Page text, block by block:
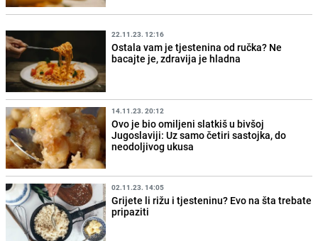
22.11.23. 12:16
Ostala vam je tjestenina od ručka? Ne
bacajte je, zdravija je hladna
14.11.23. 20:12
Ovo je bio omiljeni slatkiš u bivšoj
Jugoslaviji: Uz samo četiri sastojka, do
neodoljivog ukusa
02.11.23. 14:05
Grijete li rižu i tjesteninu? Evo na šta trebate
pripaziti